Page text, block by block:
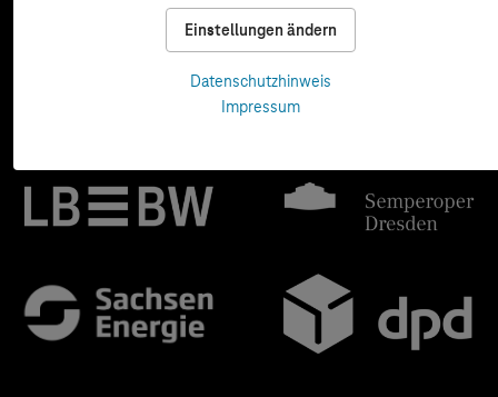
Einstellungen ändern
Datenschutzhinweis
Impressum